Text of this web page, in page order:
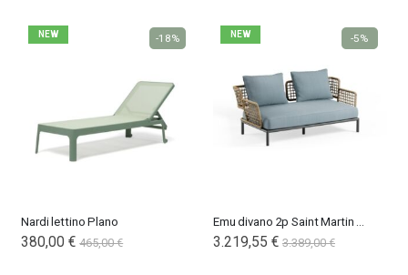
NEW
Nardi lettino Plano
380,00 € 465,00 €
-18% NEW
3.219,55 € 3.389,00 €
-5%